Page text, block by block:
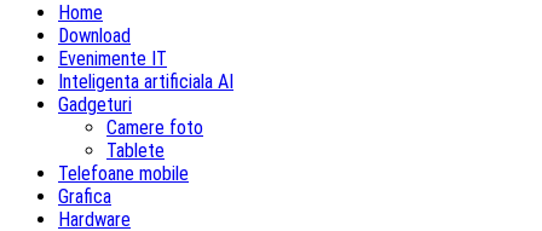
Home
Download
Evenimente IT
Inteligenta artificiala AI
Gadgeturi
Camere foto
Tablete
Telefoane mobile
Grafica
Hardware